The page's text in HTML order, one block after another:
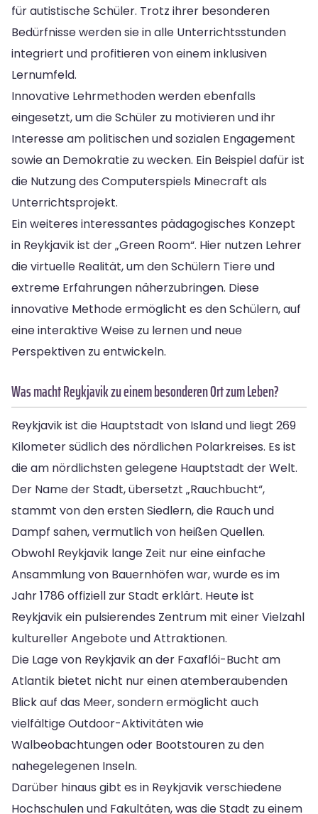
für autistische Schüler. Trotz ihrer besonderen
Bedürfnisse werden sie in alle Unterrichtsstunden
integriert und profitieren von einem inklusiven
Lernumfeld.
Innovative Lehrmethoden werden ebenfalls
eingesetzt, um die Schüler zu motivieren und ihr
Interesse am politischen und sozialen Engagement
sowie an Demokratie zu wecken. Ein Beispiel dafür ist
die Nutzung des Computerspiels Minecraft als
Unterrichtsprojekt.
Ein weiteres interessantes pädagogisches Konzept
in Reykjavik ist der „Green Room“. Hier nutzen Lehrer
die virtuelle Realität, um den Schülern Tiere und
extreme Erfahrungen näherzubringen. Diese
innovative Methode ermöglicht es den Schülern, auf
eine interaktive Weise zu lernen und neue
Perspektiven zu entwickeln.
Was macht Reykjavik zu einem besonderen Ort zum Leben?
Reykjavik ist die Hauptstadt von Island und liegt 269
Kilometer südlich des nördlichen Polarkreises. Es ist
die am nördlichsten gelegene Hauptstadt der Welt.
Der Name der Stadt, übersetzt „Rauchbucht“,
stammt von den ersten Siedlern, die Rauch und
Dampf sahen, vermutlich von heißen Quellen.
Obwohl Reykjavik lange Zeit nur eine einfache
Ansammlung von Bauernhöfen war, wurde es im
Jahr 1786 offiziell zur Stadt erklärt. Heute ist
Reykjavik ein pulsierendes Zentrum mit einer Vielzahl
kultureller Angebote und Attraktionen.
Die Lage von Reykjavik an der Faxaflói-Bucht am
Atlantik bietet nicht nur einen atemberaubenden
Blick auf das Meer, sondern ermöglicht auch
vielfältige Outdoor-Aktivitäten wie
Walbeobachtungen oder Bootstouren zu den
nahegelegenen Inseln.
Darüber hinaus gibt es in Reykjavik verschiedene
Hochschulen und Fakultäten, was die Stadt zu einem